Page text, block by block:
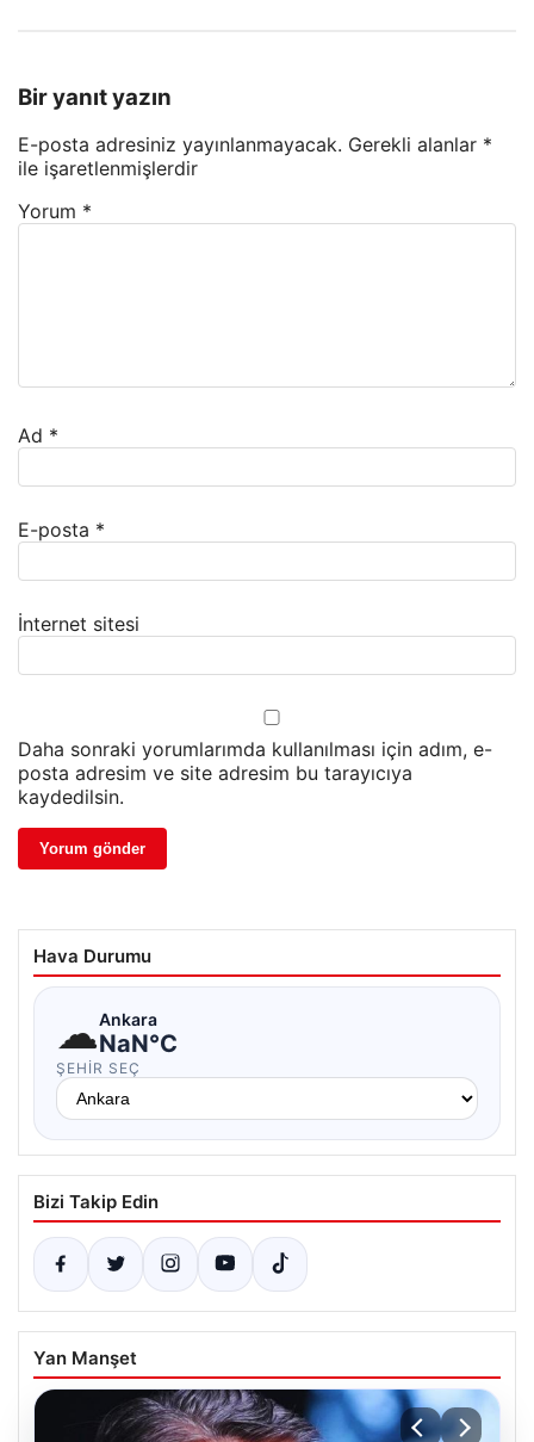
Bir yanıt yazın
E-posta adresiniz yayınlanmayacak. Gerekli alanlar *
ile işaretlenmişlerdir
Yorum *
Ad *
E-posta *
İnternet sitesi
Daha sonraki yorumlarımda kullanılması için adım, e-
posta adresim ve site adresim bu tarayıcıya
kaydedilsin.
Hava Durumu
☁Ankara
NaN°C
ŞEHIR SEÇ
Bizi Takip Edin
Yan Manşet